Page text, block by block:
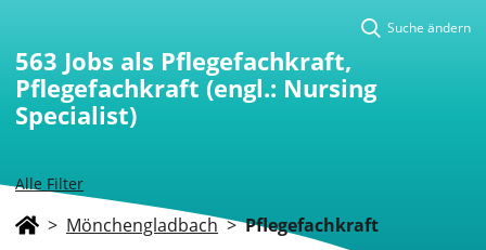
Alle Filter
Suche ändern
563 Jobs als Pflegefachkraft,
Pflegefachkraft (engl.: Nursing
Specialist)
> Mönchengladbach > Pflegefachkraft